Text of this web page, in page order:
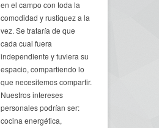
en el campo con toda la
comodidad y rustiquez a la
vez. Se trataría de que
cada cual fuera
independiente y tuviera su
espacio, compartiendo lo
que necesitemos compartir.
Nuestros intereses
personales podrían ser:
cocina energética,